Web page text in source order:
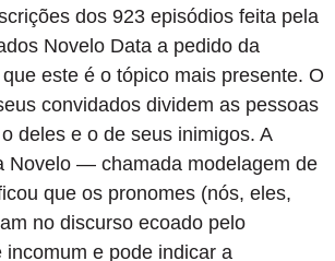
dos 923 episódios feita pela
Novelo Data a pedido da
este é o tópico mais presente. O
convidados dividem as pessoas
deles e o de seus inimigos. A
Novelo — chamada modelagem de
que os pronomes (nós, eles,
no discurso ecoado pelo
incomum e pode indicar a